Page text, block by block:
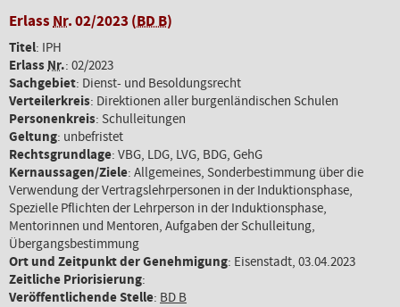
ErlassNr. 02/2023 (BD B)
Titel: IPH
ErlassNr.: 02/2023
Sachgebiet: Dienst- und Besoldungsrecht
Verteilerkreis: Direktionen aller burgenländischen Schulen
Personenkreis: Schulleitungen
Geltung: unbefristet
Rechtsgrundlage: VBG, LDG, LVG, BDG, GehG
Kernaussagen/Ziele: Allgemeines, Sonderbestimmung über die
Verwendung der Vertragslehrpersonen in der Induktionsphase,
Spezielle Pflichten der Lehrperson in der Induktionsphase,
Mentorinnen und Mentoren, Aufgaben der Schulleitung,
Übergangsbestimmung
Ort und Zeitpunkt der Genehmigung: Eisenstadt, 03.04.2023
Zeitliche Priorisierung:
Veröffentlichende Stelle: BD B